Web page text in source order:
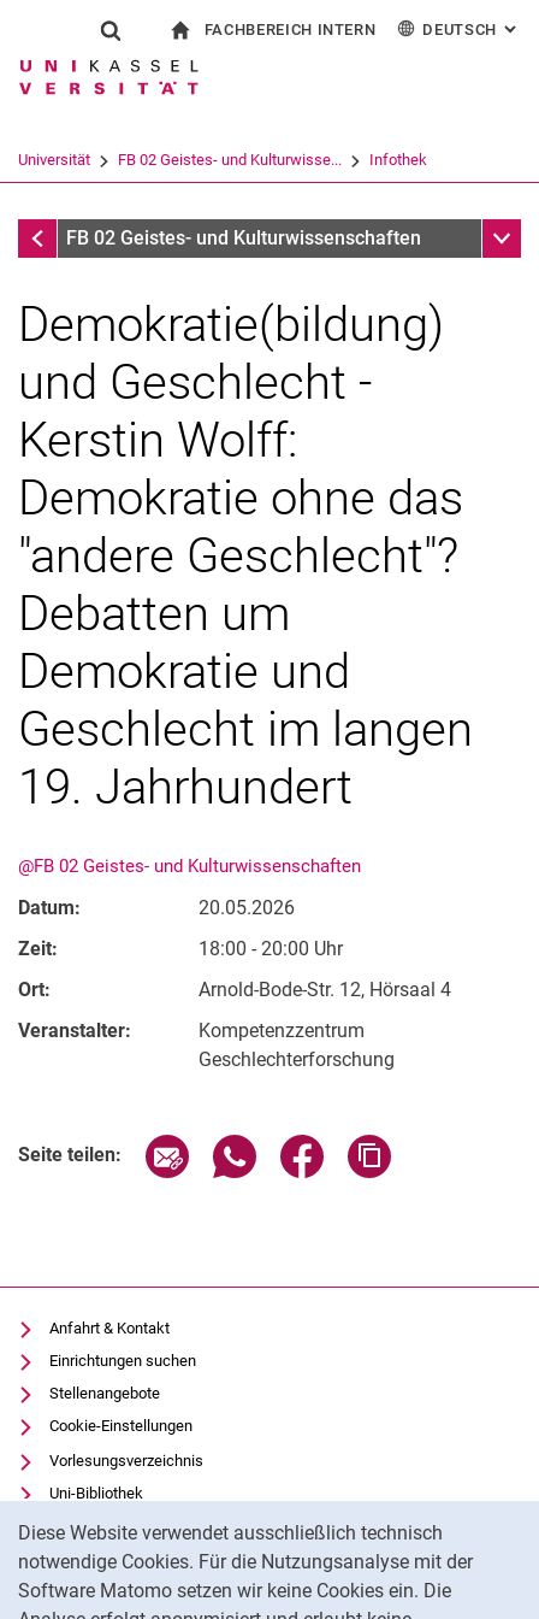
Springe direkt zu: Inhalt
Springe direkt zu: Suche
Springe direkt zu:
Diese Website verwendet ausschließlich technisch
notwendige Cookies. Für die Nutzungsanalyse mit der
Software Matomo setzen wir keine Cookies ein. Die
Suchformular
Suchbegriff
Suchen (öffnet externen Link in einem
FACHBEREICH INTERN DEUTSCH :
Universität FB 02 Geistes- und Kulturwisse... Infothek
InfothekFB 02 Geistes- und Kulturwissenschaften
Demokratie(bildung)
und Geschlecht -
Kerstin Wolff:
Demokratie ohne das
"andere Geschlecht"?
Debatten um
Demokratie und
Geschlecht im langen
19. Jahrhundert
@FB 02 Geistes- und Kulturwissenschaften
Datum:
20.05.2026
Zeit:
18:00 - 20:00 Uhr
Ort:
Arnold-Bode-Str. 12, Hörsaal 4
Veranstalter:
Kompetenzzentrum
Geschlechterforschung
Seite teilen: Seite über E-Mail teilen
Seite über WhatsApp teilen
Seite über Facebook
Anfahrt & Kontakt
Einrichtungen suchen
Stellenangebote
Cookie-Einstellungen
Vorlesungsverzeichnis
Uni-Bibliothek
Moodle
Panopto
Datenschutz